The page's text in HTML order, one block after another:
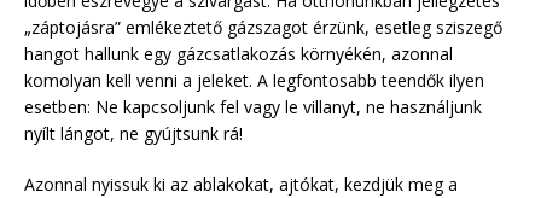
„záptojásra” emlékeztető gázszagot érzünk, esetleg sziszegő
hangot hallunk egy gázcsatlakozás környékén, azonnal
komolyan kell venni a jeleket. A legfontosabb teendők ilyen
esetben: Ne kapcsoljunk fel vagy le villanyt, ne használjunk
nyílt lángot, ne gyújtsunk rá!
Azonnal nyissuk ki az ablakokat, ajtókat, kezdjük meg a